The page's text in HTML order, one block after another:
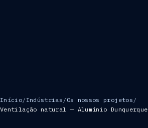
Início/Indústrias / Os nossos projetos /
Ventilação natural — Alumínio Dunquerque